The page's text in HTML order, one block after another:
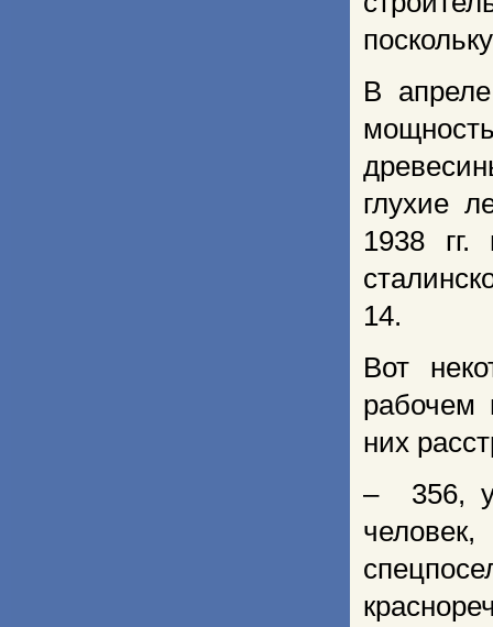
В
глухие
1938 гг.
14.
Вот
рабочем
них
– 356,